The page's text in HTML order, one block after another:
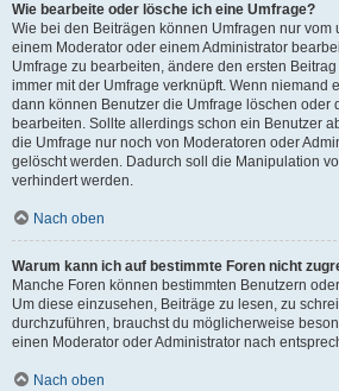
Wie bearbeite oder lösche ich eine Umfrage?
Wie bei den Beiträgen können Umfragen nur vom
einem Moderator oder einem Administrator
Umfrage zu bearbeiten, ändere den ersten
immer mit der Umfrage verknüpft. Wenn niemand
dann können Benutzer die Umfrage löschen oder
bearbeiten. Sollte allerdings schon ein Benutzer
die Umfrage nur noch von Moderatoren oder
gelöscht werden. Dadurch soll die Manipulation
verhindert werden.
Nach oben
Warum kann ich auf bestimmte Foren nicht
Manche Foren können bestimmten Benutzern
Um diese einzusehen, Beiträge zu lesen, zu
durchzuführen, brauchst du möglicherweise
einen Moderator oder Administrator nach
Nach oben